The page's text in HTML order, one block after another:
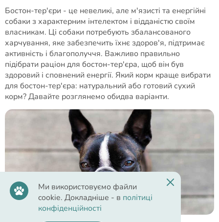
Бостон-тер'єри - це невеликі, але м'язисті та енергійні
собаки з характерним інтелектом і відданістю своїм
власникам. Ці собаки потребують збалансованого
харчування, яке забезпечить їхнє здоров'я, підтримає
активність і благополуччя. Важливо правильно
підібрати раціон для бостон-тер'єра, щоб він був
здоровий і сповнений енергії. Який корм краще вибрати
для бостон-тер'єра: натуральний або готовий сухий
корм? Давайте розглянемо обидва варіанти.
Ми використовуємо файли
cookie. Докладніше - в політиці
конфіденційності